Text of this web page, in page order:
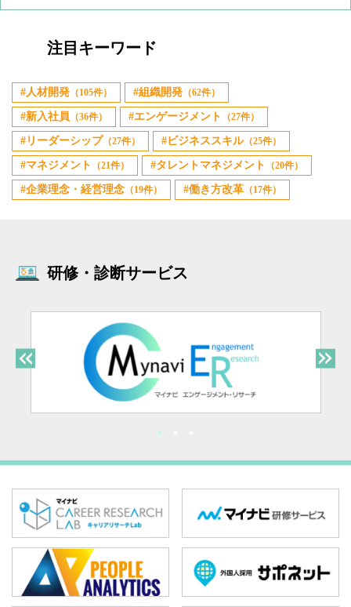
注目キーワード
人材開発 （105件） 組織開発 （62件）
新入社員 （36件） エンゲージメント （27件）
リーダーシップ （27件） ビジネススキル（25件）
マネジメント （21件） タレントマネジメント （20件）
企業理念・経営理念 （19件） 働き方改革 （17件）
研修・診断サービス